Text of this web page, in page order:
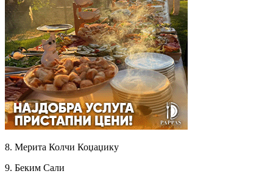
8. Мерита Колчи Коџаџику
9. Беким Сали